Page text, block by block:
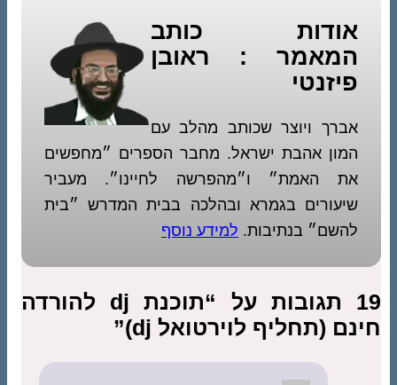
אודות כותב
המאמר : ראובן
פיזנטי
אברך ויוצר שכותב מהלב עם
המון אהבת ישראל. מחבר הספרים ״מחפשים
את האמת״ ו״מהפרשה לחיינו״. מעביר
שיעורים בגמרא ובהלכה בבית המדרש ״בית
להשם״ בנתיבות. למידע נוסף
19 תגובות על “תוכנת dj להורדה
חינם (תחליף לוירטואל dj)”